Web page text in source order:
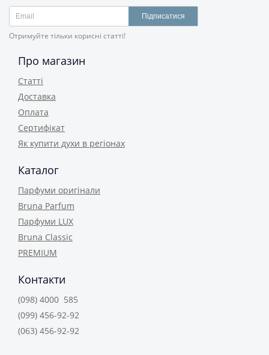
Підписатися
Отримуйте тільки корисні статті!
Про магазин
Статті
Доставка
Оплата
Сертифікат
Як купити духи в регіонах
Каталог
Парфуми оригінали
Bruna Parfum
Парфуми LUX
Bruna Classic
PREMIUM
Контакти
(098) 4000 585
(099) 456-92-92
(063) 456-92-92